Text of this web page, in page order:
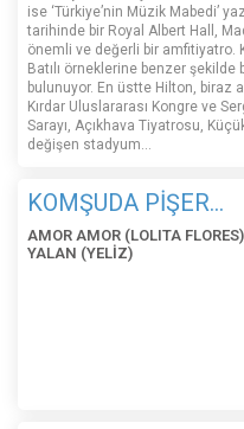
ise ‘Türkiye’nin Müzik Mabedi’
tarihinde bir Royal Albert Hall,
önemli ve değerli bir
Batılı örneklerine benzer
bulunuyor. En üstte Hilton, biraz
Kırdar Uluslararası Kongre ve
Sarayı, Açıkhava Tiyatrosu,
değişen stadyum…
KOMŞUDA PİŞER...
AMOR AMOR (LOLITA
YALAN (YELİZ)